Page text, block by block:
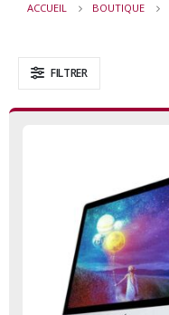
ACCUEIL BOUTIQUE
FILTRER